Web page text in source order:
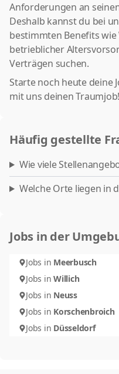
Anforderungen an
Deshalb kannst du bei
bestimmten Benefits
betrieblicher
Verträgen suchen.
Starte noch heute deine
mit uns deinen Traumjob!
Häufig gestellte
Wie viele
Welche Orte liegen in
Jobs in der
Jobs in Meerbusch
Jobs in Willich
Jobs in Neuss
Jobs in Korschenbroich
Jobs in Düsseldorf